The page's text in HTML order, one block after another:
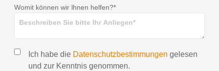
Womit können wir lhnen helfen?*
Ich habe die Datenschutzbestimmungen gelesen
und zur Kenntnis genommen.